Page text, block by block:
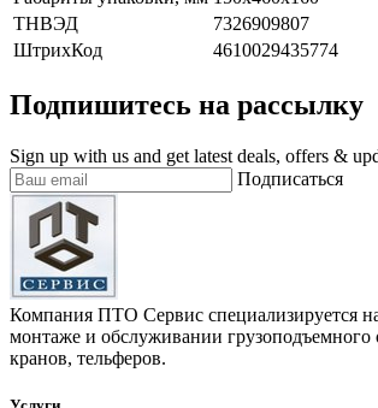
ТНВЭД
7326909807
ШтрихКод
4610029435774
Подпишитесь на рассылку
Sign up with us and get latest deals, offers &
Подписаться
Компания ПТО Сервис специализируется
монтаже и обслуживании грузоподъемного
кранов, тельферов.